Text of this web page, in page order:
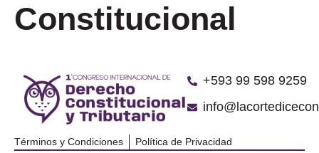
Constitucional
‪+593 99 598 9259‬
Términos y Condiciones Política de Privacidad